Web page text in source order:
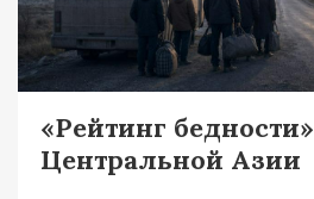
«Рейтинг бедности»
Центральной Азии